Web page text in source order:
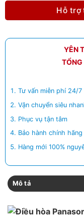
Hỗ trợ
YÊN
TỔNG
Tư vấn miễn phí 24/7
Vận chuyển siêu
Phục vụ tận tâm
Bảo hành chính
Hàng mới 100%
Mô tả